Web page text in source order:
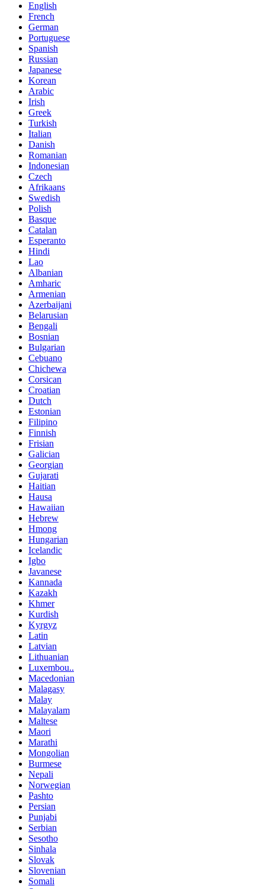
English
French
German
Portuguese
Spanish
Russian
Japanese
Korean
Arabic
Irish
Greek
Turkish
Italian
Danish
Romanian
Indonesian
Czech
Afrikaans
Swedish
Polish
Basque
Catalan
Esperanto
Hindi
Lao
Albanian
Amharic
Armenian
Azerbaijani
Belarusian
Bengali
Bosnian
Bulgarian
Cebuano
Chichewa
Corsican
Croatian
Dutch
Estonian
Filipino
Finnish
Frisian
Galician
Georgian
Gujarati
Haitian
Hausa
Hawaiian
Hebrew
Hmong
Hungarian
Icelandic
Igbo
Javanese
Kannada
Kazakh
Khmer
Kurdish
Kyrgyz
Latin
Latvian
Lithuanian
Luxembou..
Macedonian
Malagasy
Malay
Malayalam
Maltese
Maori
Marathi
Mongolian
Burmese
Nepali
Norwegian
Pashto
Persian
Punjabi
Serbian
Sesotho
Sinhala
Slovak
Slovenian
Somali